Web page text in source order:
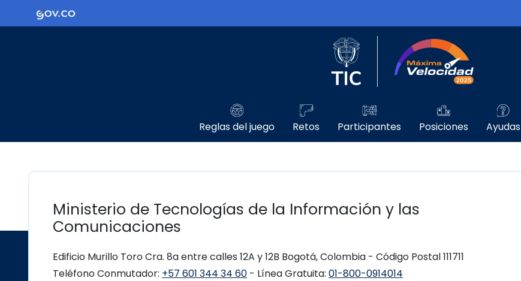
Ir al contenido principalLogo Gobierno de Colombia
Logo del Ministerio TIC
Reglas del juego Retos Participantes Posiciones Ayudas
Ministerio de Tecnologías de la Información y las
Comunicaciones
Edificio Murillo Toro Cra. 8a entre calles 12A y 12B Bogotá, Colombia - Código Postal 111711
Teléfono Conmutador: +57 601 344 34 60 - Línea Gratuita: 01-800-0914014